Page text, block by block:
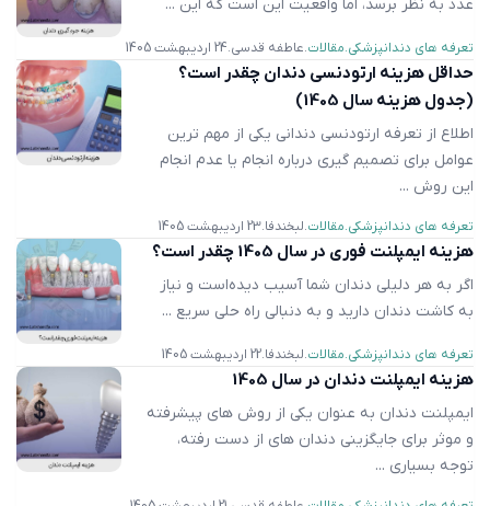
عدد به نظر برسد، اما واقعیت این است که این ...
تعرفه های دندانپزشکی مقالات عاطفه قدسی 24 اردیبهشت 1405
حداقل هزینه ارتودنسی دندان چقدر است؟
(جدول هزینه سال 1405)
اطلاع از تعرفه ارتودنسی دندانی یکی از مهم ترین
عوامل برای تصمیم گیری درباره انجام یا عدم انجام
این روش ...
تعرفه های دندانپزشکی مقالات لبخندفا 23 اردیبهشت 1405
هزینه ایمپلنت فوری در سال 1405 چقدر است؟
اگر به هر دلیلی دندان شما آسیب دیده‌است و نیاز
به کاشت دندان دارید و به دنبالی راه حلی سریع ...
تعرفه های دندانپزشکی مقالات لبخندفا 22 اردیبهشت 1405
هزینه ایمپلنت دندان در سال 1405
ایمپلنت دندان به عنوان یکی از روش های پیشرفته
و موثر برای جایگزینی دندان های از دست رفته،
توجه بسیاری ...